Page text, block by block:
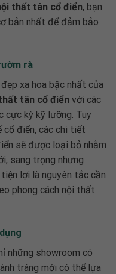
thất tân cổ điển, bạn
bản nhất để đảm bảo
rà
xa hoa bậc nhất của
tân cổ điển với các
cực kỳ kỹ lưỡng. Tuy
cổ điển, các chi tiết
sẽ được loại bỏ nhằm
sang trọng nhưng
lợi là nguyên tắc cần
phong cách nội thất
những showroom có
tráng mới có thể lựa